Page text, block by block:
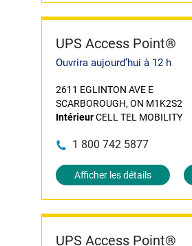
UPS Access Point®
Ouvrira aujourd’hui à 12 h
2611 EGLINTON AVE E
SCARBOROUGH, ON M1K2S2
IntérieurCELL TEL MOBILITY
1 800 742 5877
Afficher les détails
UPS Access Point®